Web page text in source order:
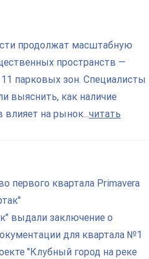
продолжат масштабную
пространств —
парковых зон. Специалисты
выяснить, как наличие
на рынок...читать
первого квартала Primavera
выдали заключение о
для квартала №1
"Клубный город на реке